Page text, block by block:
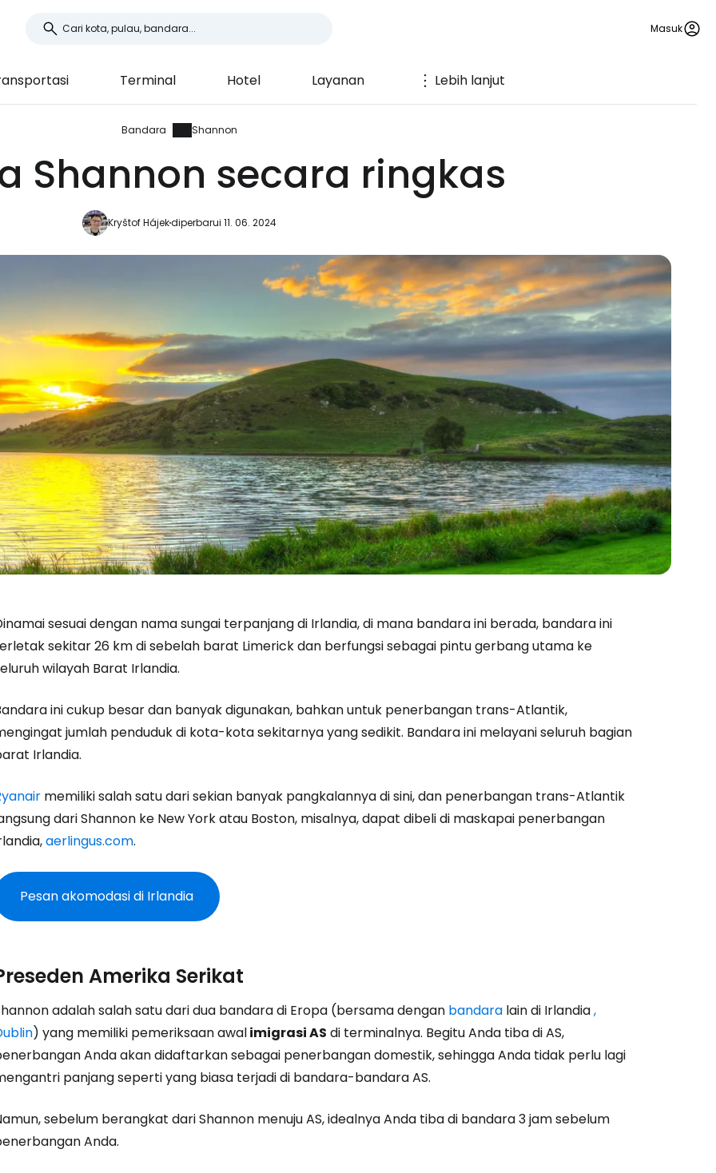
Masuk
Terminal Hotel Layanan Lebih lanjut
Bandara Shannon
Shannon secara ringkas
Kryštof Hájekdiperbarui 11. 06. 2024
sesuai dengan nama sungai terpanjang di Irlandia, di mana bandara ini berada, bandara ini
sekitar 26 km di sebelah barat Limerick dan berfungsi sebagai pintu gerbang utama ke
wilayah Barat Irlandia.
ini cukup besar dan banyak digunakan, bahkan untuk penerbangan trans-Atlantik,
jumlah penduduk di kota-kota sekitarnya yang sedikit. Bandara ini melayani seluruh bagian
Irlandia.
memiliki salah satu dari sekian banyak pangkalannya di sini, dan penerbangan trans-Atlantik
dari Shannon ke New York atau Boston, misalnya, dapat dibeli di maskapai penerbangan
aerlingus.com.
Pesan akomodasi di Irlandia
Amerika Serikat
adalah salah satu dari dua bandara di Eropa (bersama dengan bandara lain di Irlandia,
) yang memiliki pemeriksaan awalimigrasi AS di terminalnya. Begitu Anda tiba di AS,
Anda akan didaftarkan sebagai penerbangan domestik, sehingga Anda tidak perlu lagi
panjang seperti yang biasa terjadi di bandara-bandara AS.
sebelum berangkat dari Shannon menuju AS, idealnya Anda tiba di bandara 3 jam sebelum
Anda.
Masuk ke Cestee
Lanjutkan dengan Facebook
Lanjutkan dengan email